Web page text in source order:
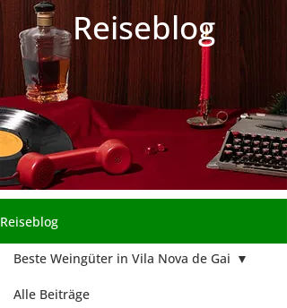
Reiseblog
Reiseblog
Alle Beiträge
Beste Weingüter in Vila Nova de Gai